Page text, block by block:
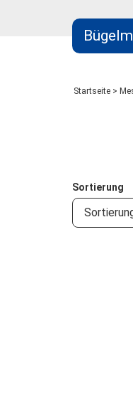
Startseite >
Sortierung